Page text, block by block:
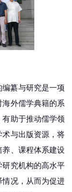
纂与研究是一项
外儒学典籍的系
助于推动儒学领
与出版资源，将
养、课程体系建设
究机构的高水平
况，从而为促进